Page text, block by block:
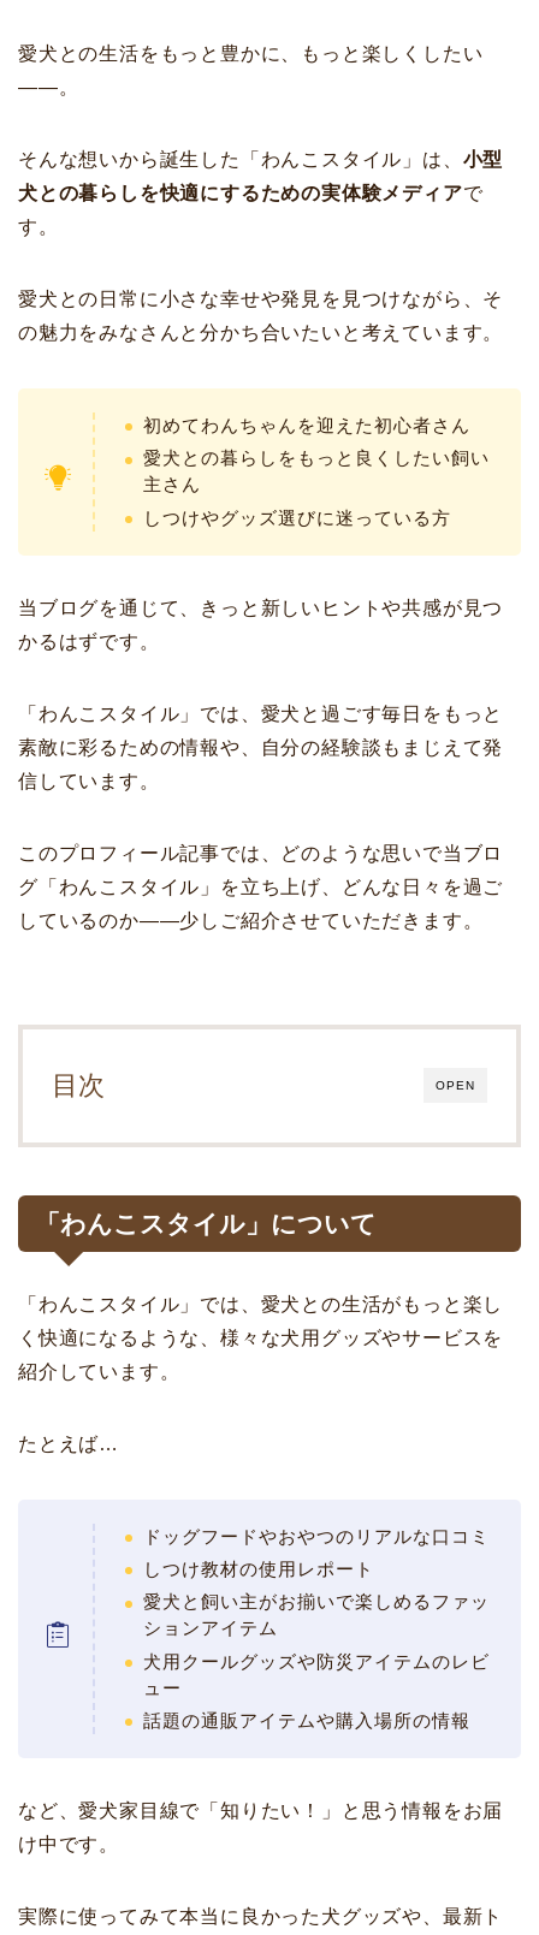
愛犬との生活をもっと豊かに、もっと楽しくしたい
――。
そんな想いから誕生した「わんこスタイル」は、 小型
犬との暮らしを快適にするための実体験メディアで
す。
愛犬との日常に小さな幸せや発見を見つけながら、そ
の魅力をみなさんと分かち合いたいと考えています。
初めてわんちゃんを迎えた初心者さん
愛犬との暮らしをもっと良くしたい飼い
主さん
しつけやグッズ選びに迷っている方
当ブログを通じて、きっと新しいヒントや共感が見つ
かるはずです。
「わんこスタイル」では、愛犬と過ごす毎日をもっと
素敵に彩るための情報や、自分の経験談もまじえて発
信しています。
このプロフィール記事では、どのような思いで当ブロ
グ「わんこスタイル」を立ち上げ、どんな日々を過ご
しているのか――少しご紹介させていただきます。
OPEN
目次
「わんこスタイル」について
「わんこスタイル」では、愛犬との生活がもっと楽し
く快適になるような、様々な犬用グッズやサービスを
紹介しています。
たとえば…
ドッグフードやおやつのリアルな口コミ
しつけ教材の使用レポート
愛犬と飼い主がお揃いで楽しめるファッ
ションアイテム
犬用クールグッズや防災アイテムのレビ
ュー
話題の通販アイテムや購入場所の情報
など、愛犬家目線で「知りたい！」と思う情報をお届
け中です。
実際に使ってみて本当に良かった犬グッズや、最新ト